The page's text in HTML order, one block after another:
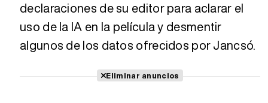
declaraciones de su editor para aclarar el
uso de la IA en la película y desmentir
algunos de los datos ofrecidos por Jancsó.
Eliminar anuncios